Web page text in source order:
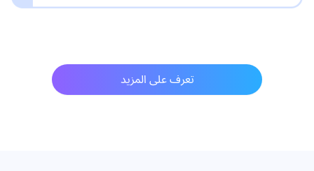
تعرف على المزيد